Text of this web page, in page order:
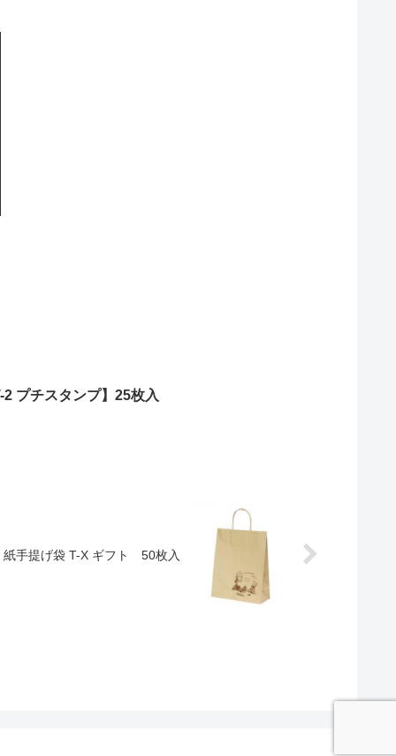
2 プチスタンプ】25枚入
紙手提げ袋 T-X ギフト 50枚入